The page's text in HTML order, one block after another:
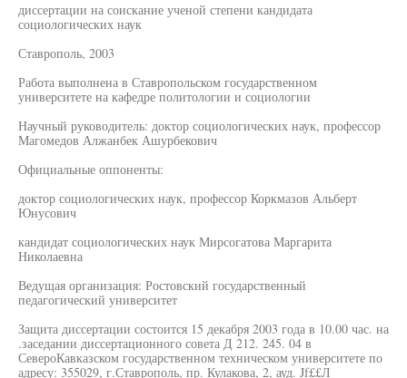
диссертации на соискание ученой степени кандидата
социологических наук
Ставрополь, 2003
Работа выполнена в Ставропольском государственном
университете на кафедре политологии и социологии
Научный руководитель: доктор социологических наук, профессор
Магомедов Алжанбек Ашурбекович
Официальные оппоненты:
доктор социологических наук, профессор Коркмазов Альберт
Юнусович
кандидат социологических наук Мирсогатова Маргарита
Николаевна
Ведущая организация: Ростовский государственный
педагогический университет
Защита диссертации состоится 15 декабря 2003 года в 10.00 час. на
.заседании диссертационного совета Д 212. 245. 04 в
СевероКавказском государственном техническом университете по
адресу: 355029, г.Ставрополь, пр. Кулакова, 2, ауд. Jf££Л